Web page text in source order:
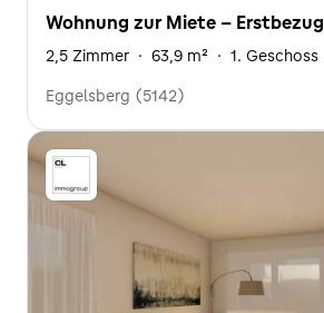
Wohnung zur Miete - Erstbezug
2,5 Zimmer · 63,9 m² · 1. Geschoss
Eggelsberg (5142)